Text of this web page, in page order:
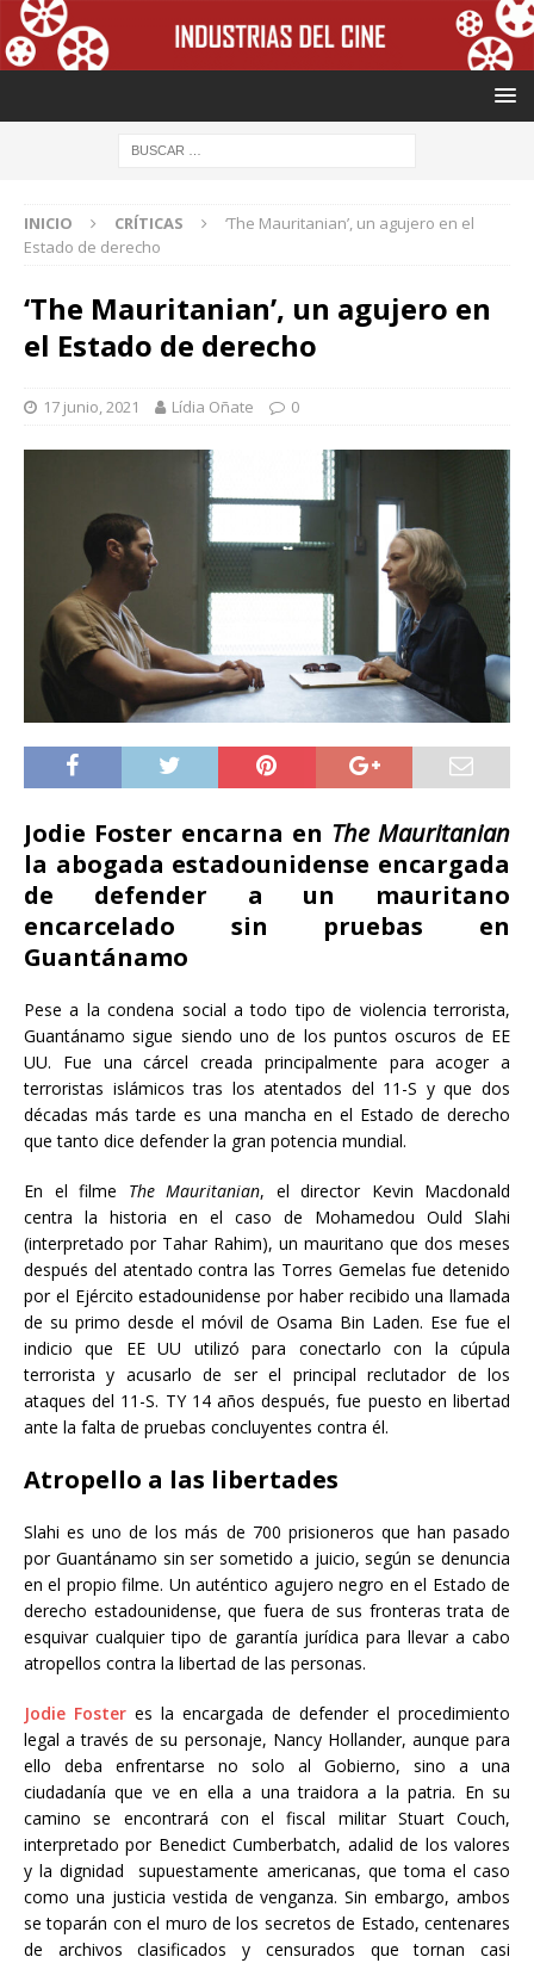
INICIO CRÍTICAS
‘The Mauritanian’, un agujero en el
Estado de derecho
‘The Mauritanian’, un agujero en
el Estado de derecho
17 junio, 2021 Lídia Oñate 0
Jodie Foster encarna en The Mauritanian
la abogada estadounidense encargada
de defender a un mauritano
encarcelado sin pruebas en
Guantánamo
Pese a la condena social a todo tipo de violencia terrorista,
Guantánamo sigue siendo uno de los puntos oscuros de EE
UU. Fue una cárcel creada principalmente para acoger a
terroristas islámicos tras los atentados del 11-S y que dos
décadas más tarde es una mancha en el Estado de derecho
que tanto dice defender la gran potencia mundial.
En el filme The Mauritanian, el director Kevin Macdonald
centra la historia en el caso de Mohamedou Ould Slahi
(interpretado por Tahar Rahim), un mauritano que dos meses
después del atentado contra las Torres Gemelas fue detenido
por el Ejército estadounidense por haber recibido una llamada
de su primo desde el móvil de Osama Bin Laden. Ese fue el
indicio que EE UU utilizó para conectarlo con la cúpula
terrorista y acusarlo de ser el principal reclutador de los
ataques del 11-S. TY 14 años después, fue puesto en libertad
ante la falta de pruebas concluyentes contra él.
Atropello a las libertades
Slahi es uno de los más de 700 prisioneros que han pasado
por Guantánamo sin ser sometido a juicio, según se denuncia
en el propio filme. Un auténtico agujero negro en el Estado de
derecho estadounidense, que fuera de sus fronteras trata de
esquivar cualquier tipo de garantía jurídica para llevar a cabo
atropellos contra la libertad de las personas.
Jodie Foster es la encargada de defender el procedimiento
legal a través de su personaje, Nancy Hollander, aunque para
ello deba enfrentarse no solo al Gobierno, sino a una
ciudadanía que ve en ella a una traidora a la patria. En su
camino se encontrará con el fiscal militar Stuart Couch,
interpretado por Benedict Cumberbatch, adalid de los valores
y la dignidad supuestamente americanas, que toma el caso
como una justicia vestida de venganza. Sin embargo, ambos
se toparán con el muro de los secretos de Estado, centenares
de archivos clasificados y censurados que tornan casi